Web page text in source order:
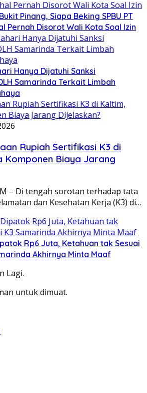
Pinang, Siapa Beking SPBU PT
Pernah Disorot Wali Kota Soal Izin
Hanya Dijatuhi Sanksi
Samarinda Terkait Limbah
Rupiah Sertifikasi K3 di
Komponen Biaya Jarang
– Di tengah sorotan terhadap tata
dan Kesehatan Kerja (K3) di…
Rp6 Juta, Ketahuan tak Sesuai
Akhirnya Minta Maaf
Lagi.
untuk dimuat.